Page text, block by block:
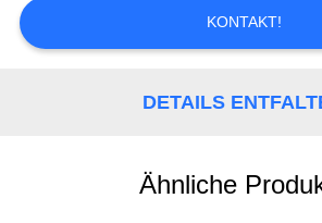
NACHRICHT
ANGEBOT
ANFORDERN
KONTAKT!
DETAILS
Ähnliche